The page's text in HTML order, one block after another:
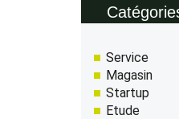
Service
Magasin
Startup
Etude